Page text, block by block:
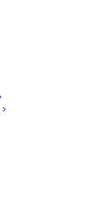
de
annonce un
d’euros pour
expansion
site industriel